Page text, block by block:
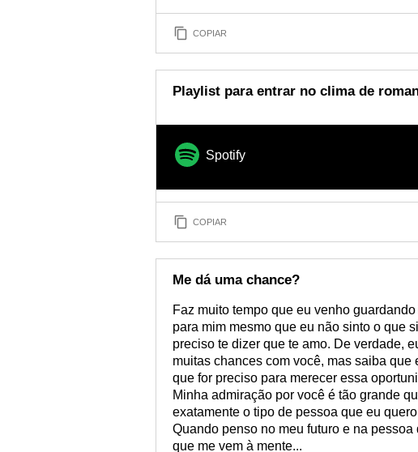
COPIAR
Playlist para entrar no clima de
Spotify
COPIAR
Me dá uma chance?
Faz muito tempo que eu venho
para mim mesmo que eu não sinto o que
preciso te dizer que te amo. De verdade,
muitas chances com você, mas saiba
que for preciso para merecer essa
Minha admiração por você é tão grande
exatamente o tipo de pessoa que eu
Quando penso no meu futuro e na
que me vem à mente...